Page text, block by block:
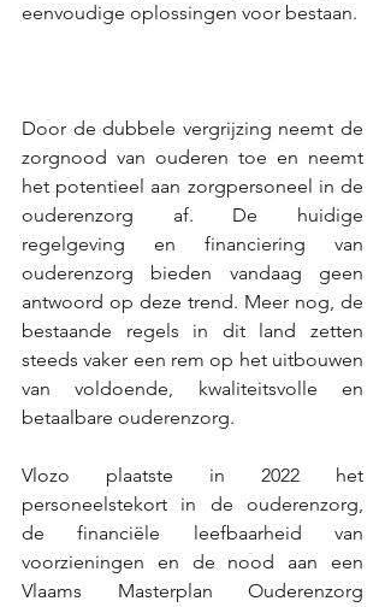
eenvoudige oplossingen voor bestaan.
Door de dubbele vergrijzing neemt de
zorgnood van ouderen toe en neemt
het potentieel aan zorgpersoneel in de
ouderenzorg af. De huidige
regelgeving en financiering van
ouderenzorg bieden vandaag geen
antwoord op deze trend. Meer nog, de
bestaande regels in dit land zetten
steeds vaker een rem op het uitbouwen
van voldoende, kwaliteitsvolle en
betaalbare ouderenzorg.
Vlozo plaatste in 2022 het
personeelstekort in de ouderenzorg,
de financiële leefbaarheid van
voorzieningen en de nood aan een
Vlaams Masterplan Ouderenzorg